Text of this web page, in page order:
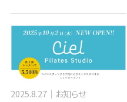
2025.8.27
お知らせ